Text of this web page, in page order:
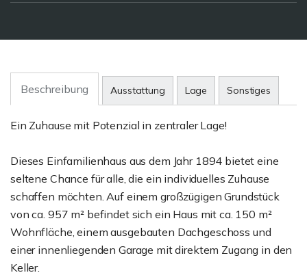
Beschreibung Ausstattung Lage Sonstiges
Ein Zuhause mit Potenzial in zentraler Lage!
Dieses Einfamilienhaus aus dem Jahr 1894 bietet eine
seltene Chance für alle, die ein individuelles Zuhause
schaffen möchten. Auf einem großzügigen Grundstück
von ca. 957 m² befindet sich ein Haus mit ca. 150 m²
Wohnfläche, einem ausgebauten Dachgeschoss und
einer innenliegenden Garage mit direktem Zugang in den
Keller.